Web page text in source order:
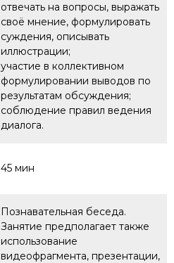
отвечать на вопросы, выражать
своё мнение, формулировать
суждения, описывать
иллюстрации;
участие в коллективном
формулировании выводов по
результатам обсуждения;
соблюдение правил ведения
диалога.
45 мин
Познавательная беседа.
Занятие предполагает также
использование
видеофрагмента, презентации,